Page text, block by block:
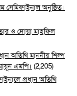
সেমিফাইনাল অনুষ্ঠিত।
ও দোয়া মাহফিল
অতিথি মাননীয় শিল্প
এমপি। (2,205)
প্রধান অতিথি